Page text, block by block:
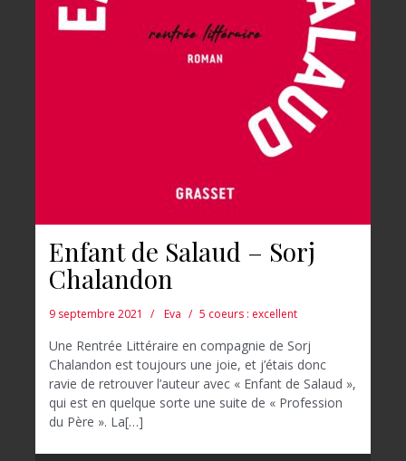
Enfant de Salaud – Sorj
Chalandon
9 septembre 2021 Eva 5 coeurs : excellent
Une Rentrée Littéraire en compagnie de Sorj
Chalandon est toujours une joie, et j’étais donc
ravie de retrouver l’auteur avec « Enfant de Salaud »,
qui est en quelque sorte une suite de « Profession
du Père ». La[…]